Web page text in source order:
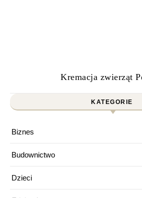
Kremacja zwierząt
KATEGORIE
Biznes
Budownictwo
Dzieci